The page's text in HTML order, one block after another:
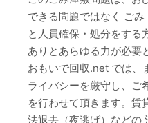
できる問題ではなく ご
と人員確保・処分をする
ありとあらゆる力が必要
おもいで回収.net では、
ライバシーを厳守し、ご
を行わせて頂きます。賃
法退去（夜逃げ）などの